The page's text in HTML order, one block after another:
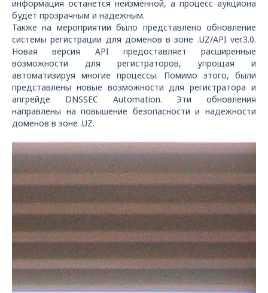
информация останется неизменной, а процесс аукциона
будет прозрачным и надежным.
Также на мероприятии было представлено обновление
системы регистрации для доменов в зоне .UZ/API ver.3.0.
Новая версия API предоставляет расширенные
возможности для регистраторов, упрощая и
автоматизируя многие процессы. Помимо этого, были
представлены новые возможности для регистратора и
апгрейде DNSSEC Automation. Эти обновления
направлены на повышение безопасности и надежности
доменов в зоне .UZ.